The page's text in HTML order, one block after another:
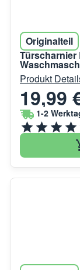
Originalteil
Türscharnier
Produkt
19,99
1-2